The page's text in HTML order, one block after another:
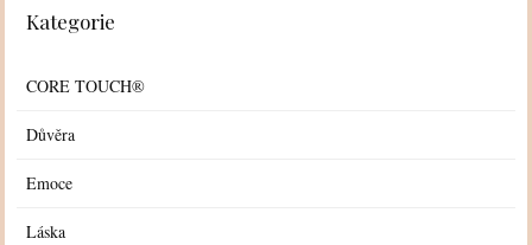
Kategorie
CORE TOUCH®
Důvěra
Emoce
Láska